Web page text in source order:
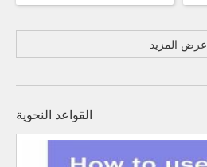
عرض المزيد
القواعد النحوية